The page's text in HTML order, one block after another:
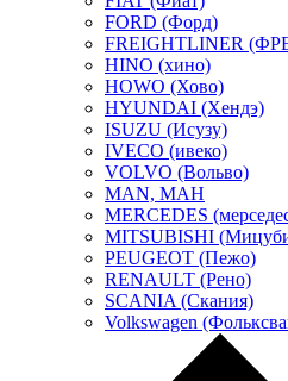
FORD (Форд)
FREIGHTLINER
HINO (хино)
HOWO (Хово)
HYUNDAI (Хендэ)
ISUZU (Исузу)
IVECO (ивеко)
VOLVO (Вольво)
MAN, МАН
MERCEDES
MITSUBISHI
PEUGEOT (Пежо)
RENAULT (Рено)
SCANIA (Скания)
Volkswagen